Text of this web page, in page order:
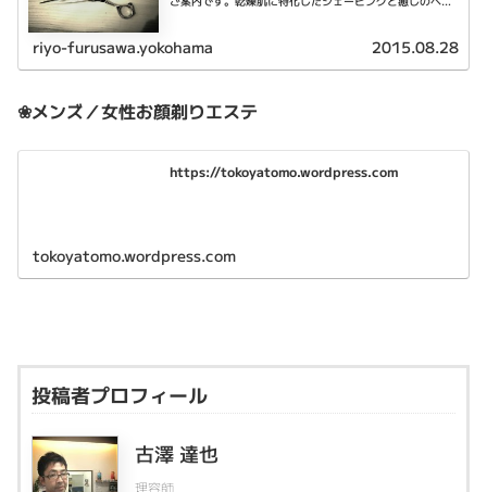
riyo-furusawa.yokohama 2015.08.28
❀メンズ／女性お顔剃りエステ
https://tokoyatomo.wordpress.com
tokoyatomo.wordpress.com
投稿者プロフィール
古澤 達也
理容師